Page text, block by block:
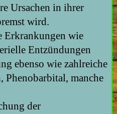
Ursachen in ihrer
wird.
Erkrankungen wie
Entzündungen
ebenso wie zahlreiche
Phenobarbital, manche
der